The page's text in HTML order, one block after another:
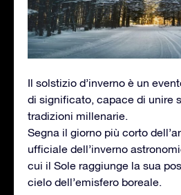
Il solstizio d’inverno è un
di significato, capace di unire
tradizioni millenarie.
Segna il giorno più corto
ufficiale dell’inverno
cui il Sole raggiunge la sua
cielo dell’emisfero boreale.